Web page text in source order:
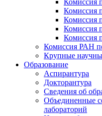
Комиссия
Комиссия
Комиссия
Комиссия
Комиссия
Комиссия РАН
Крупные
Образование
Аспирантура
Докторантура
Сведения об
Объединенные
лабораторий